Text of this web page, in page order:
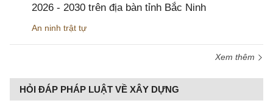
2026 - 2030 trên địa bàn tỉnh Bắc Ninh
An ninh trật tự
Xem thêm
HỎI ĐÁP PHÁP LUẬT VỀ XÂY DỰNG